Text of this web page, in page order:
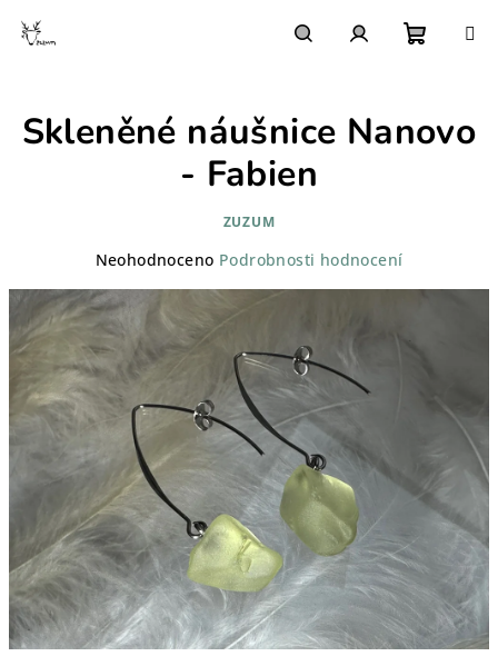
košík
Skleněné náušnice Nanovo
- Fabien
ZUZUM
Průměrné
produktu
je
0,0
z
5
hvězdiček.
Neohodnoceno Podrobnosti hodnocení